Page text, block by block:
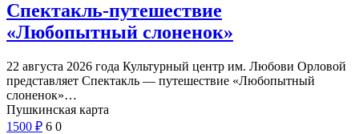
Спектакль-путешествие
«Любопытный слоненок»
22 августа 2026 года Культурный центр им. Любови Орловой
представляет Спектакль — путешествие «Любопытный
слоненок»…
Пушкинская карта
1500 ₽ 6 0